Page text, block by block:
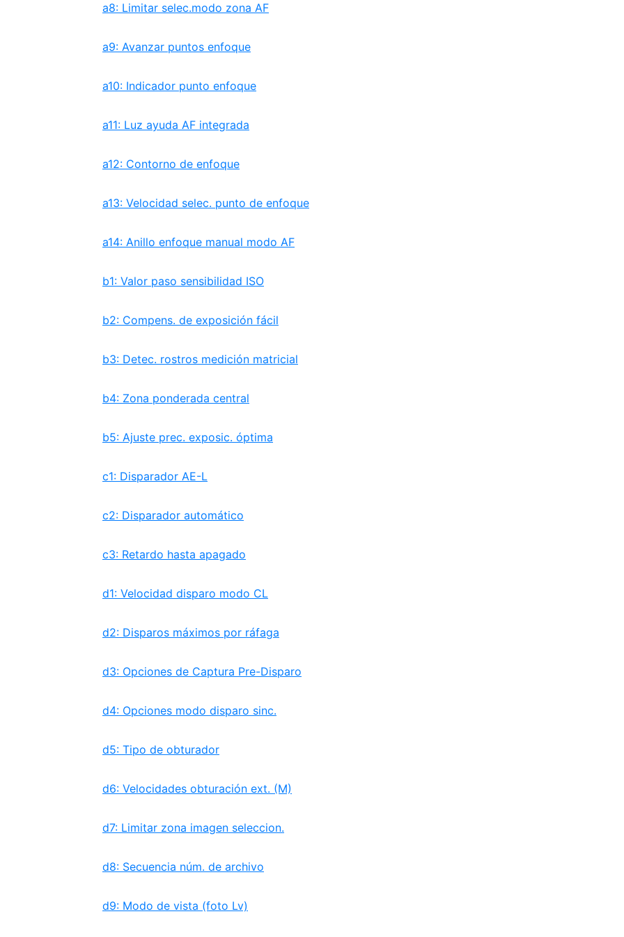
a8: Limitar selec.modo zona AF
a9: Avanzar puntos enfoque
a10: Indicador punto enfoque
a11: Luz ayuda AF integrada
a12: Contorno de enfoque
a13: Velocidad selec. punto de enfoque
a14: Anillo enfoque manual modo AF
b1: Valor paso sensibilidad ISO
b2: Compens. de exposición fácil
b3: Detec. rostros medición matricial
b4: Zona ponderada central
b5: Ajuste prec. exposic. óptima
c1: Disparador AE-L
c2: Disparador automático
c3: Retardo hasta apagado
d1: Velocidad disparo modo CL
d2: Disparos máximos por ráfaga
d3: Opciones de Captura Pre-Disparo
d4: Opciones modo disparo sinc.
d5: Tipo de obturador
d6: Velocidades obturación ext. (M)
d7: Limitar zona imagen seleccion.
d8: Secuencia núm. de archivo
d9: Modo de vista (foto Lv)